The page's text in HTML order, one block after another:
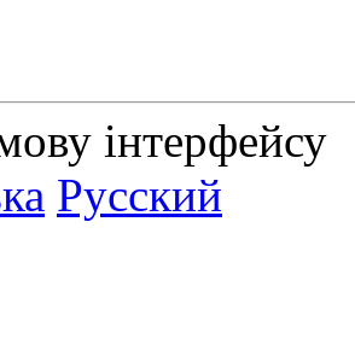
інтерфейсу
Русский